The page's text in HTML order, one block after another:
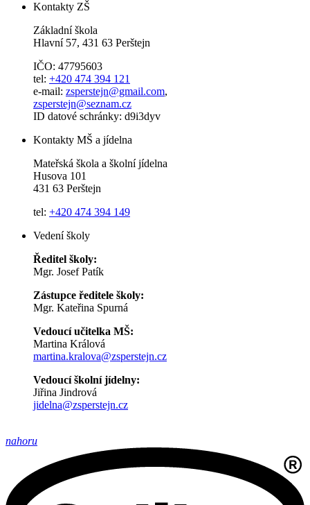
Kontakty ZŠ
Základní škola
Hlavní 57, 431 63 Perštejn
IČO: 47795603
tel: +420 474 394 121
e-mail: zsperstejn@gmail.com,
zsperstejn@seznam.cz
ID datové schránky: d9i3dyv
Kontakty MŠ a jídelna
Mateřská škola a školní jídelna
Husova 101
431 63 Perštejn
tel: +420 474 394 149
Vedení školy
Ředitel školy:
Mgr. Josef Patík
Zástupce ředitele školy:
Mgr. Kateřina Spurná
Vedoucí učitelka MŠ:
Martina Králová
martina.kralova@zsperstejn.cz
Vedoucí školní jídelny:
Jiřina Jindrová
jidelna@zsperstejn.cz
nahoru